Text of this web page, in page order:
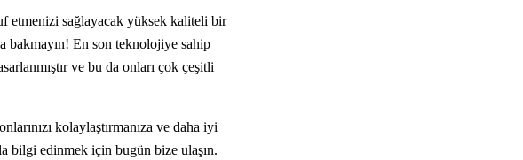
etmenizi sağlayacak yüksek kaliteli bir
bakmayın! En son teknolojiye sahip
ve bu da onları çok çeşitli
kolaylaştırmanıza ve daha iyi
bilgi edinmek için bugün bize ulaşın.